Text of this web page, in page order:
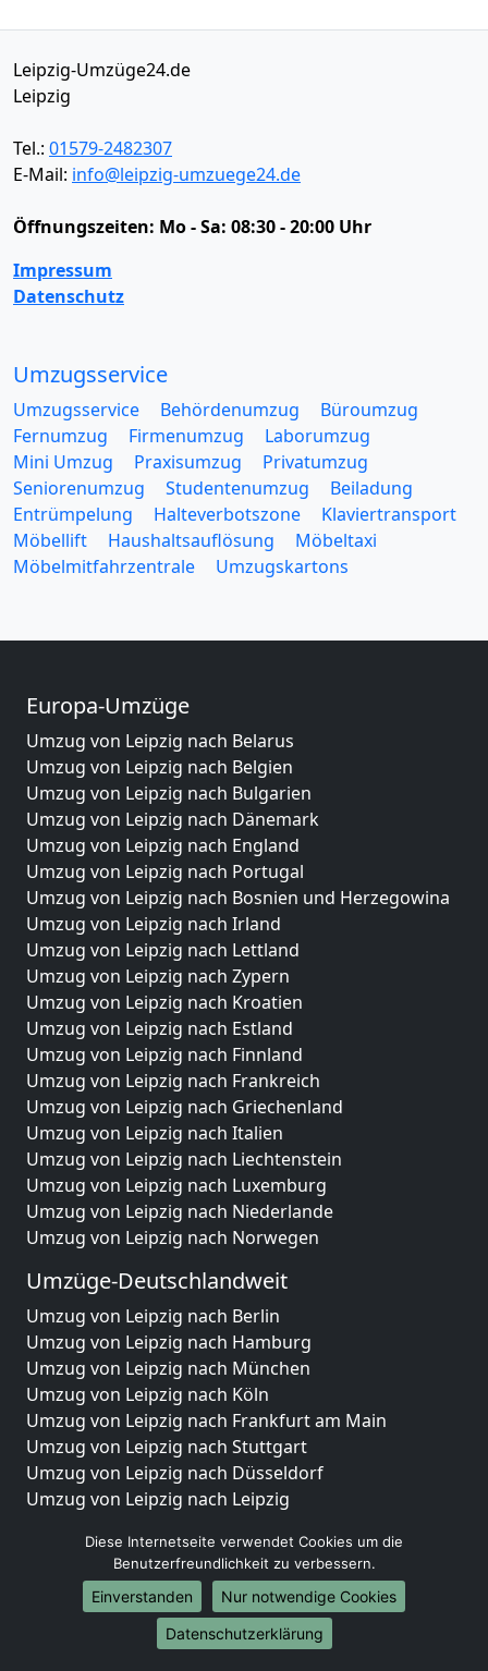
Leipzig-Umzüge24.de
Leipzig
Tel.: 01579-2482307
E-Mail: info@leipzig-umzuege24.de
Öffnungszeiten: Mo - Sa: 08:30 - 20:00 Uhr
Impressum
Datenschutz
Umzugsservice
Umzugsservice Behördenumzug
Büroumzug
Fernumzug
Firmenumzug
Laborumzug
Mini Umzug
Praxisumzug
Privatumzug
Seniorenumzug
Studentenumzug
Beiladung
Entrümpelung
Halteverbotszone
Klaviertransport
Möbellift
Haushaltsauflösung
Möbeltaxi
Möbelmitfahrzentrale
Umzugskartons
Europa-Umzüge
Umzug von Leipzig nach Belarus
Umzug von Leipzig nach Belgien
Umzug von Leipzig nach Bulgarien
Umzug von Leipzig nach Dänemark
Umzug von Leipzig nach England
Umzug von Leipzig nach Portugal
Umzug von Leipzig nach Bosnien und Herzegowina
Umzug von Leipzig nach Irland
Umzug von Leipzig nach Lettland
Umzug von Leipzig nach Zypern
Umzug von Leipzig nach Kroatien
Umzug von Leipzig nach Estland
Umzug von Leipzig nach Finnland
Umzug von Leipzig nach Frankreich
Umzug von Leipzig nach Griechenland
Umzug von Leipzig nach Italien
Umzug von Leipzig nach Liechtenstein
Umzug von Leipzig nach Luxemburg
Umzug von Leipzig nach Niederlande
Umzug von Leipzig nach Norwegen
Umzüge-Deutschlandweit
Umzug von Leipzig nach Berlin
Umzug von Leipzig nach Hamburg
Umzug von Leipzig nach München
Umzug von Leipzig nach Köln
Umzug von Leipzig nach Frankfurt am Main
Umzug von Leipzig nach Stuttgart
Umzug von Leipzig nach Düsseldorf
Umzug von Leipzig nach Leipzig
Umzug von Leipzig nach Essen
Umzug von Leipzig nach Bremen
Umzug von Leipzig nach Dresden
Umzug von Leipzig nach Hannover
Umzug von Leipzig nach Nürnberg
Diese Internetseite verwendet Cookies um die
Benutzerfreundlichkeit zu verbessern.
Einverstanden
Nur notwendige Cookies
Datenschutzerklärung